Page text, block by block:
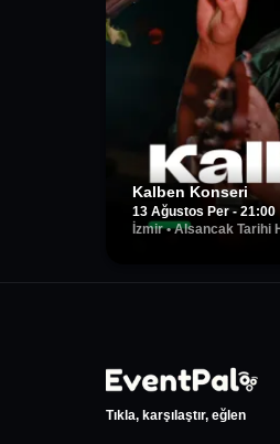
Kalben Konseri
13 Ağustos Per - 21:00
İzmir•Alsancak Tarihi
Tıkla, karşılaştır, eğlen